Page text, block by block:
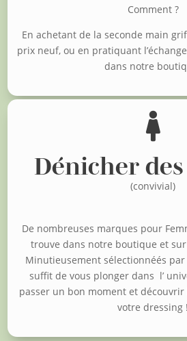
Comment ?
En achetant de la seconde main
prix neuf, ou en pratiquant
dans notre

Dénicher
(convivial)
De nombreuses marques pour
trouve dans notre boutique et
Minutieusement sélectionnéés
suffit de vous plonger dans l’
passer un bon moment et
votre dressing !